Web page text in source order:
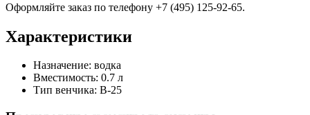
Оформляйте заказ по телефону +7 (495) 125-92-65.
Характеристики
Назначение: водка
Вместимость: 0.7 л
Тип венчика: В-25